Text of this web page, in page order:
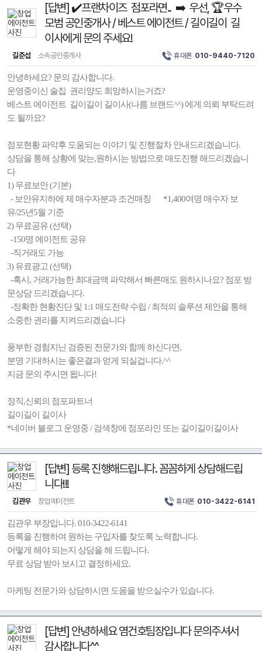
[답변] ✔️프랜차이즈 점포라면.. ➡️ 우선, 🏆우수
모범 공인중개사 / 베스트 에이전트 / 길이길이 길
이사에게 문의 주세요!
길준섭 소속공인중개사 휴대폰 010-9440-7120
안녕하세요? 문의 감사합니다.
운영중이신 술집 권리양도 희망하시는거죠?
베스트 에이전트 길이길이 길이사(나름 브랜드^^) 에게 의뢰 부탁드려
도 될까요?
점포현황 파악후 도움되는 이야기 및 진행절차 안내드리겠습니다.
상담을 통해 상황에 맞는,원하시는 방법으로 매도진행 해드리겠습니
다
1) 무료보안 (기본)
- 보안유지하에 제 매수자분과 조건매칭 *1,400여명 매수자 보
유/25년5월 기준
2) 무료공유 (선택)
-150명 에이전트 공유
-직거래도 가능
3) 유료광고 (선택)
-혹시, 거래가능한 최대금액 파악해서 빠른매도 원하시나요? 점포 방
문상담 드리겠습니다.
-정확한 현황진단 및 1:1 매도전략 수립 / 최적의 솔루션 제안을 통해
소중한 권리를 지켜드리겠습니다
풍부한 경험지닌 검증된 전문가와 함께 하신다면,
분명 기대하시는 좋은결과 얻게 되실겁니다.^^
지금 문의 주시면 됩니다!
정직,신뢰의 점포파트너
길이길이 길이사
*네이버 블로그 운영중 / 검색창에 점포라인 또는 길이길이길이사
[답변] 등록 진행해드립니다. 꼼꼼하게 상담해드립
니다!!!
김관우 창업에이전트 휴대폰 010-3422-6141
김관우 부장입니다. 010-3422-6141
등록을 진행하여 원하는 구입자를 찾도록 노력합니다.
어떻게 해야 되는지 상담을 해 드립니다.
무료 상담 받아 보시고 결정하세요.
마케팅 전문가와 상담하시면 도움을 받으실수가 있습니다.
[답변] 안녕하세요 염건호팀장입니다 문의주셔서
감사합니다^^